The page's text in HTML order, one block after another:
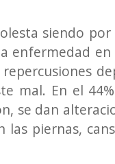
siendo
enfermedad
mal. En el
se dan
las piernas,